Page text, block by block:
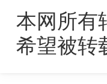
本网所有
希望被转